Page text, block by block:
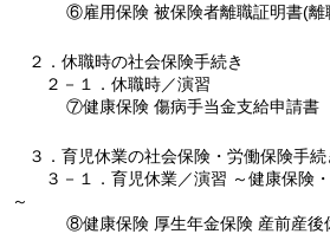
⑥雇用保険 被保険者離職証明書(離
２．休職時の社会保険手続き
２－１．休職時／演習
⑦健康保険 傷病手当金支給申請書
３．育児休業の社会保険・労働保険手続
３－１．育児休業／演習 ～健康保険・
～
⑧健康保険 厚生年金保険 産前産後休